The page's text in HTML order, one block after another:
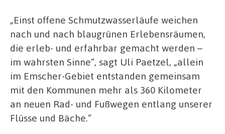
„Einst offene Schmutzwasserläufe weichen
nach und nach blaugrünen Erlebensräumen,
die erleb- und erfahrbar gemacht werden –
im wahrsten Sinne“, sagt Uli Paetzel, „allein
im Emscher-Gebiet entstanden gemeinsam
mit den Kommunen mehr als 360 Kilometer
an neuen Rad- und Fußwegen entlang unserer
Flüsse und Bäche.“